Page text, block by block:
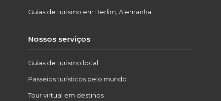
Guias de turismo em Berlim, Alemanha
Nossos serviços
Guias de turismo local
Passeios turísticos pelo mundo
Tour virtual em destinos